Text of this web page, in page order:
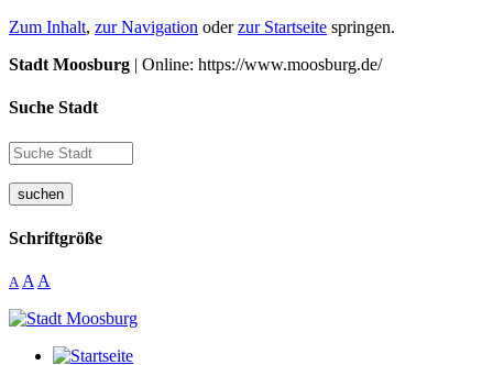
Zum Inhalt, zur Navigation oderzur Startseite springen.
Stadt Moosburg | Online: https://www.moosburg.de/
Suche Stadt
suchen
Schriftgröße
A A A